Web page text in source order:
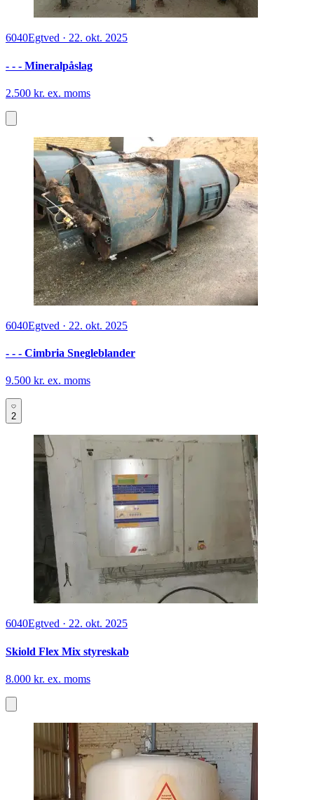
6040Egtved · 22. okt. 2025
- - - Mineralpåslag
2.500 kr. ex. moms
6040Egtved · 22. okt. 2025
- - - Cimbria Snegleblander
9.500 kr. ex. moms
2
6040Egtved · 22. okt. 2025
Skiold Flex Mix styreskab
8.000 kr. ex. moms